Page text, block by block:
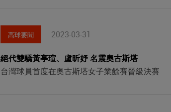
高球要聞 2023-03-31
絕代雙驕黃亭瑄、盧昕妤 名震奧古斯塔
台灣球員首度在奧古斯塔女子業餘賽晉級決賽